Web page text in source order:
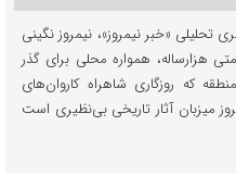
تحلیلی «خبر نیمروز»، نیمروز نگینی
هزارساله، همواره محلی برای گذر
که روزگاری شاهراه کاروان‌های
میزبان آثار تاریخی بی‌نظیری است